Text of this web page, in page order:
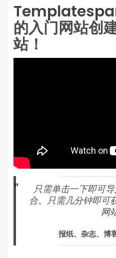
的入门网站创
站！
只需单击一下即可
合。只需几分钟即可
网
报纸、杂志、博